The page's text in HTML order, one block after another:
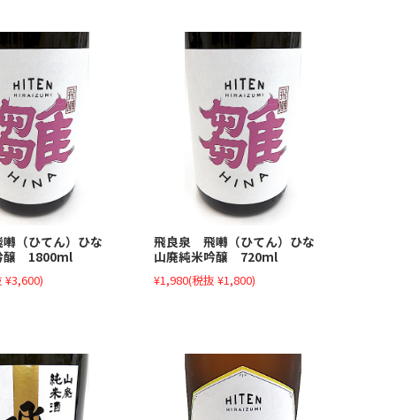
（ひてん）ひな
醸 1800ml
¥3,600)
飛良泉 飛囀（ひてん）ひな
山廃純米吟醸 720ml
¥1,980(税抜 ¥1,800)